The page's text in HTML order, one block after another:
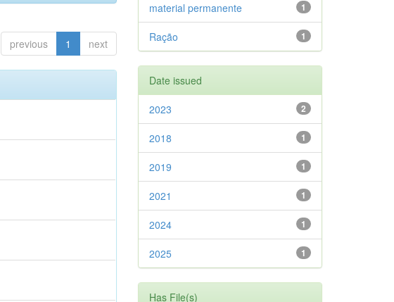
previous 1 next
1
material permanente
1
Ração
Date issued
2
2023
1
2018
1
2019
1
2021
1
2024
1
2025
Has File(s)